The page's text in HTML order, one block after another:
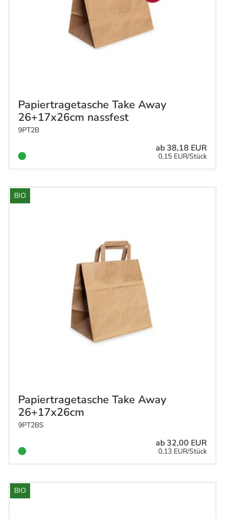
Papiertragetasche Take Away
26+17x26cm nassfest
9PT2B
ab 38,18 EUR
0,15 EUR/Stück
BIO
Papiertragetasche Take Away
26+17x26cm
9PT2BS
ab 32,00 EUR
0,13 EUR/Stück
BIO